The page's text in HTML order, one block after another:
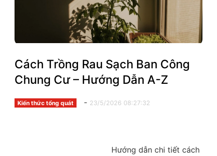
Cách Trồng Rau Sạch Ban Công
Chung Cư – Hướng Dẫn A-Z
Kiến thức tổng quát - 23/5/2026 08:27:32